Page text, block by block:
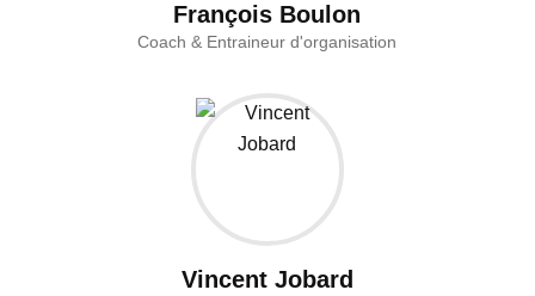
François Boulon
Coach & Entraineur d'organisation
Vincent Jobard